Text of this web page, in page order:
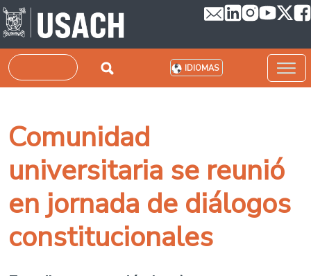
Pasar al contenido principal
Buscar IDIOMAS
Comunidad
universitaria se reunió
en jornada de diálogos
constitucionales